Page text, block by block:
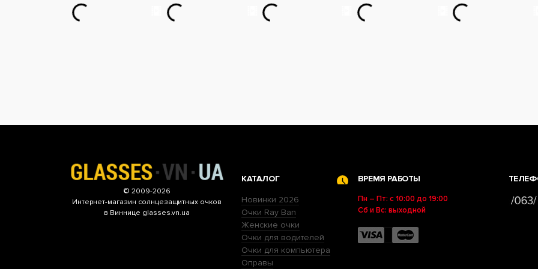
© 2009-2026
Интернет-магазин солнцезащитных очков
в Виннице glasses.vn.ua
КАТАЛОГ
Новинки 2026
Очки Ray Ban
Женские очки
Очки для водителей
Очки для компьютера
Оправы
ВРЕМЯ РАБОТЫ
Пн – Пт: с 10:00 до 19:00
Сб и Вс: выходной